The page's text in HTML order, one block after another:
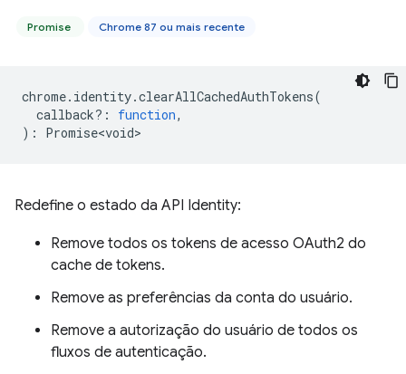
Promise Chrome 87 ou mais recente
chrome. identity.clearAllCachedAuthTokens(
callback? : function,
) : Promise<void>
Redefine o estado da API Identity:
Remove todos os tokens de acesso OAuth2 do
cache de tokens.
Remove as preferências da conta do usuário.
Remove a autorização do usuário de todos os
fluxos de autenticação.